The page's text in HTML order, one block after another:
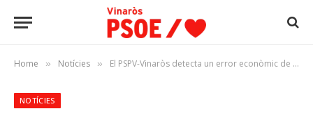
Home » Notícies » El PSPV-Vinaròs detecta un error econòmic de 107.624 €
NOTÍCIES